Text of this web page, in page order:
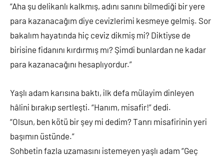
“Aha şu delikanlı kalkmış, adını sanını bilmediği bir yere
para kazanacağım diye cevizlerimi kesmeye gelmiş. Sor
bakalım hayatında hiç ceviz dikmiş mi? Diktiyse de
birisine fidanını kırdırmış mı? Şimdi bunlardan ne kadar
para kazanacağını hesaplıyordur.”
Yaşlı adam karısına baktı, ilk defa mülayim dinleyen
hâlini bırakıp sertleşti. “Hanım, misafir!” dedi.
“Olsun, ben kötü bir şey mi dedim? Tanrı misafirinin yeri
başımın üstünde.”
Sohbetin fazla uzamasını istemeyen yaşlı adam “Geç